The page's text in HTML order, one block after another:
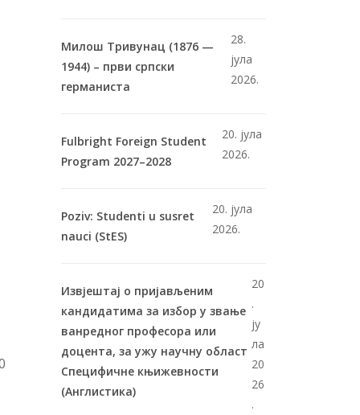
Милош Тривунац (1876 —
1944) – први српски
германиста
28.
јула
2026.
Fulbright Foreign Student
Program 2027–2028
20. јула
2026.
Poziv: Studenti u susret
nauci (StES)
20. јула
2026.
Извјештај о пријављеним
кандидатима за избор у звање
ванредног професора или
доцента, за ужу научну област
Специфичне књижевности
(Англистика)
20
.
ју
ла
20
26
.